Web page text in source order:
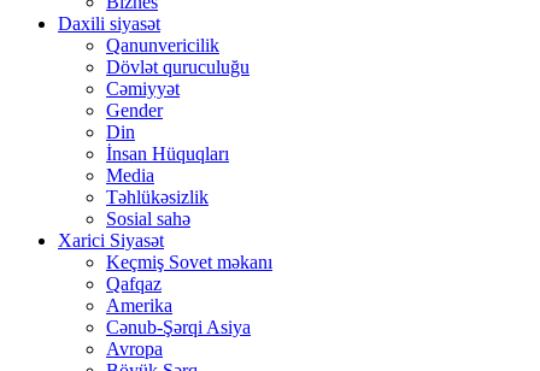
Daxili siyasət
Qanunvericilik
Dövlət quruculuğu
Cəmiyyət
Gender
Din
İnsan Hüquqları
Media
Təhlükəsizlik
Sosial sahə
Xarici Siyasət
Keçmiş Sovet məkanı
Qafqaz
Amerika
Cənub-Şərqi Asiya
Avropa